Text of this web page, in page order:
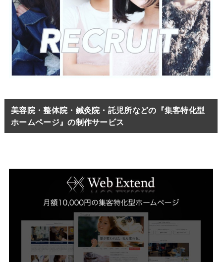
美容院・整体院・鍼灸院・託児所などの『集客特化型
ホームページ』の制作サービス